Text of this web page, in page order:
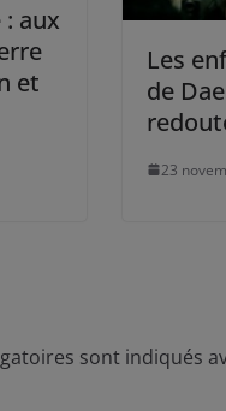
aux
et
Les
de
23
sont indiqués